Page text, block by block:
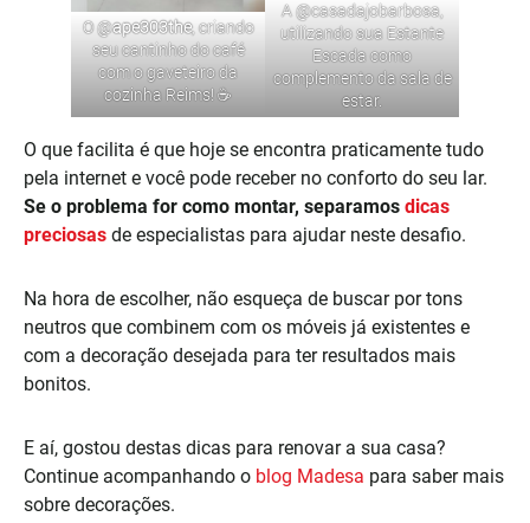
O@ape303the, criando
seu cantinho do café
com o gaveteiro da
cozinhaReims! ☕
A@casadajobarbosa,
utilizando suaEstante
Escadacomo
complemento da sala de
estar.
O que facilita é que hoje se encontra praticamente tudo
pela internet e você pode receber no conforto do seu lar.
Se o problema for como montar, separamos dicas
preciosas de especialistas para ajudar neste desafio.
Na hora de escolher, não esqueça de buscar por tons
neutros que combinem com os móveis já existentes e
com a decoração desejada para ter resultados mais
bonitos.
E aí, gostou destas dicas para renovar a sua casa?
Continue acompanhando o blog Madesa para saber mais
sobre decorações.